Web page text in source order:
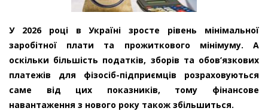
У 2026 році в Україні зросте рівень мінімальної
заробітної плати та прожиткового мінімуму. А
оскільки більшість податків, зборів та обов’язкових
платежів для фізосіб-підприємців розраховуються
саме від цих показників, тому фінансове
навантаження з нового року також збільшиться.